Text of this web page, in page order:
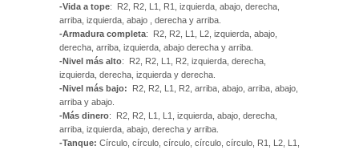
-Vida a tope: R2, R2, L1, R1, izquierda, abajo, derecha,
arriba, izquierda, abajo , derecha y arriba.
-Armadura completa: R2, R2, L1, L2, izquierda, abajo,
derecha, arriba, izquierda, abajo derecha y arriba.
-Nivel más alto: R2, R2, L1, R2, izquierda, derecha,
izquierda, derecha, izquierda y derecha.
-Nivel más bajo: R2, R2, L1, R2, arriba, abajo, arriba, abajo,
arriba y abajo.
-Más dinero: R2, R2, L1, L1, izquierda, abajo, derecha,
arriba, izquierda, abajo, derecha y arriba.
-Tanque: Círculo, círculo, círculo, círculo, círculo, R1, L2, L1,